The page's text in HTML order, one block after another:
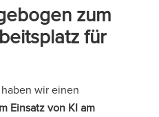
zum
für
wir einen
Einsatz von KI am